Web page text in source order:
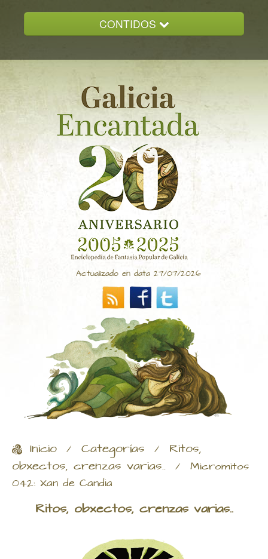
CONTIDOS
GALICIA ENCANTADA
DOCUMENTACION
NOVAS
CONTACTO
Actualizado en data 27/07/2026
Inicio / Categorías / Ritos,
obxectos, crenzas varias.. / Micromitos
042: Xan de Candia
Ritos, obxectos, crenzas varias..